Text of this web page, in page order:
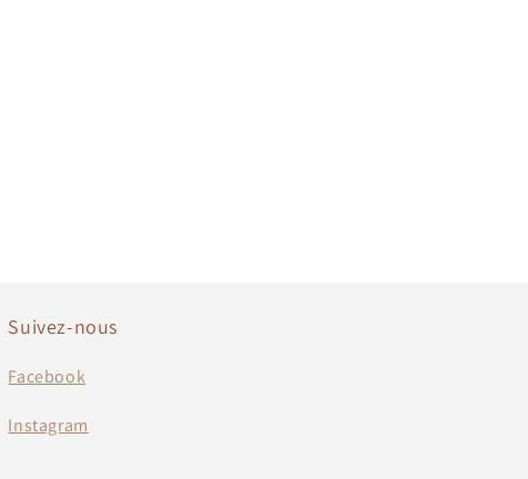
Suivez-nous
Facebook
Instagram